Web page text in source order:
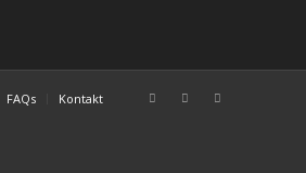
FAQs Kontakt